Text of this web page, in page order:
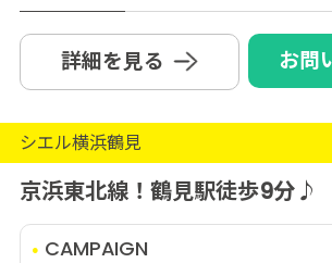
詳細を見る お問
シエル横浜鶴見
京浜東北線！鶴見駅徒歩9分♪
CAMPAIGN